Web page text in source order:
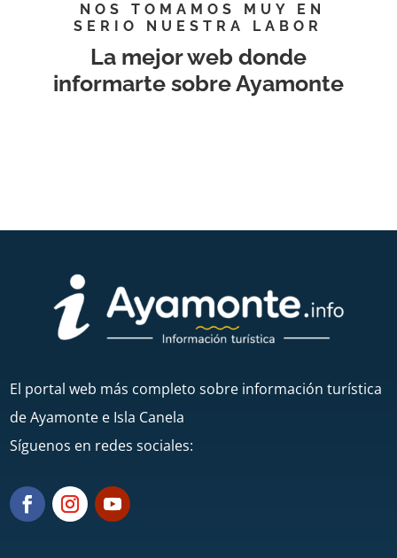
NOS TOMAMOS MUY EN
SERIO NUESTRA LABOR
La mejor web donde
informarte sobre Ayamonte
El portal web más completo sobre información turística
de Ayamonte e Isla Canela
Síguenos en redes sociales: